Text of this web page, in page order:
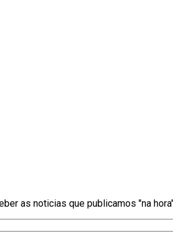
as noticias que publicamos "na